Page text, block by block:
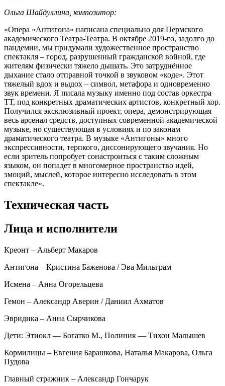
Ольга Шайдуллина, композитор:
«Опера «Антигона» написана специально для Пермского
академического Театра-Театра. В октябре 2019-го, задолго до
пандемии, мы придумали художественное пространство
спектакля – город, разрушенный гражданской войной, где
жителям физически тяжело дышать. Это затруднённое
дыхание стало отправной точкой в звуковом «коде». Этот
тяжелый вдох и выдох – символ, метафора и одновременно
звук времени. Я писала музыку именно под состав оркестра
ТТ, под конкретных драматических артистов, конкретный хор.
Получился эксклюзивный проект, опера, демонстрирующая
весь арсенал средств, доступных современной академической
музыке, но существующая в условиях и по законам
драматического театра. В музыке «Антигоны» много
экспрессивности, терпкого, диссонирующего звучания. Но
если зритель попробует сонастроиться с таким сложным
языком, он попадет в многомерное пространство идей,
эмоций, мыслей, которое интересно исследовать в этом
спектакле».
Техническая часть
Лица и исполнители
Креонт – Альберт Макаров
Антигона – Кристина Баженова / Эва Мильграм
Исмена – Анна Огорельцева
Гемон – Александр Аверин / Даниил Ахматов
Эвридика – Анна Сырчикова
Дети: Этиокл — Богатко М., Полиник — Тихон Малышев
Кормилицы – Евгения Барашкова, Наталья Макарова, Ольга
Пудова
Главный стражник – Александр Гончарук